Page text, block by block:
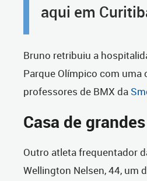
aqui em
Bruno retribuiu a
Parque Olímpico com uma
professores de BMX da
Casa de
Outro atleta frequentador
Wellington Nelsen, 44, um